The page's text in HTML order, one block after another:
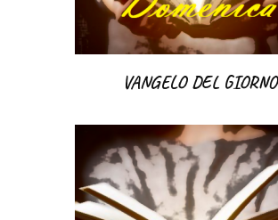
VANGELO DEL GIORNO